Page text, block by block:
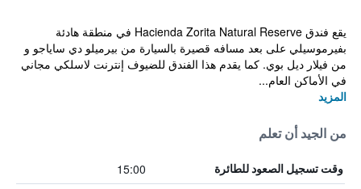
يقع فندق Hacienda Zorita Natural Reserve في منطقة هادئة
بفيرموسيلي على بعد مسافه قصيرة بالسيارة من بيرميلو دي ساياجو و
من فيلار ديل بوي. كما يقدم هذا الفندق للضيوف إنترنت لاسلكي مجاني
في الأماكن العام...
المزيد
من الجيد أن تعلم
وقت تسجيل الصعود للطائرة 15:00